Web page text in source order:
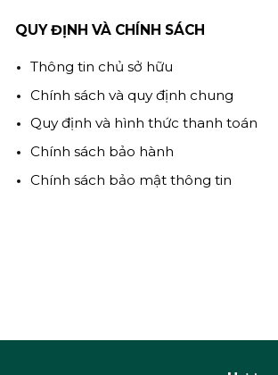
QUY ĐỊNH VÀ CHÍNH SÁCH
Thông tin chủ sở hữu
Chính sách và quy định chung
Quy định và hình thức thanh toán
Chính sách bảo hành
Chính sách bảo mật thông tin